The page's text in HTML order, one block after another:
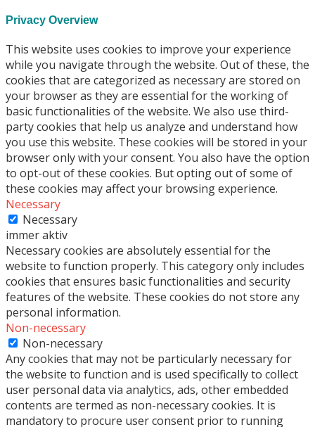
Privacy Overview
This website uses cookies to improve your experience
while you navigate through the website. Out of these, the
cookies that are categorized as necessary are stored on
your browser as they are essential for the working of
basic functionalities of the website. We also use third-
party cookies that help us analyze and understand how
you use this website. These cookies will be stored in your
browser only with your consent. You also have the option
to opt-out of these cookies. But opting out of some of
these cookies may affect your browsing experience.
Necessary
Necessary
immer aktiv
Necessary cookies are absolutely essential for the
website to function properly. This category only includes
cookies that ensures basic functionalities and security
features of the website. These cookies do not store any
personal information.
Non-necessary
Non-necessary
Any cookies that may not be particularly necessary for
the website to function and is used specifically to collect
user personal data via analytics, ads, other embedded
contents are termed as non-necessary cookies. It is
mandatory to procure user consent prior to running